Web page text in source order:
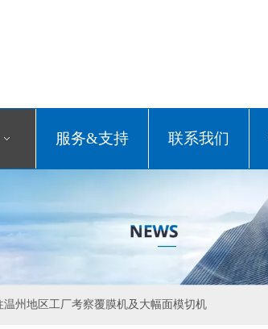
服务&支持 联系我们
温州地区工厂考察覆膜机及大幅面模切机